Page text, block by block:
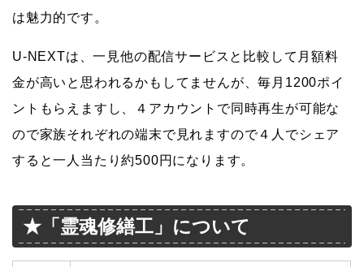
は魅力的です。
U-NEXTは、一見他の配信サービスと比較して月額料
金が高いと思われるかもしてませんが、毎月1200ポイ
ントもらえますし、４アカウントで同時再生が可能な
ので家族それぞれの端末で見れますので４人でシェア
すると一人当たり約500円になります。
★「霊魂修繕工」について